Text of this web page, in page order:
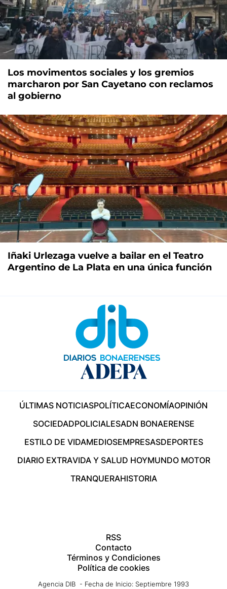
Los movimentos sociales y los gremios
marcharon por San Cayetano con reclamos
al gobierno
Iñaki Urlezaga vuelve a bailar en el Teatro
Argentino de La Plata en una única función
ÚLTIMAS NOTICIASPOLÍTICAECONOMÍAOPINIÓN
SOCIEDADPOLICIALESADN BONAERENSE
ESTILO DE VIDAMEDIOSEMPRESASDEPORTES
DIARIO EXTRAVIDA Y SALUD HOYMUNDO MOTOR
TRANQUERAHISTORIA
RSS
Contacto
Términos y Condiciones
Política de cookies
Agencia DIB - Fecha de Inicio: Septiembre 1993